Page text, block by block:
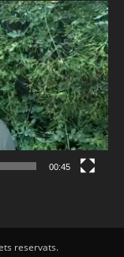
00:45
reservats.